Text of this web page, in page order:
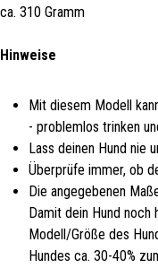
ca. 310 Gramm
Hinweise
Mit diesem Modell
- problemlos trinken
Lass deinen Hund nie
Überprüfe immer, ob
Die angegebenen
Damit dein Hund noch
Modell/Größe des
Hundes ca. 30-40%